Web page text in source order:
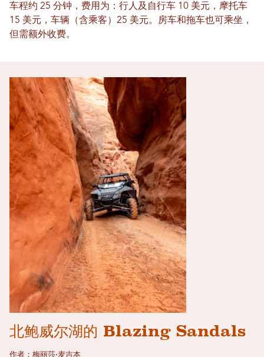
车程约 25 分钟，费用为：行人及自行车 10 美元，摩托车
15 美元，车辆（含乘客）25 美元。房车和拖车也可乘坐，
但需额外收费。
北鲍威尔湖的 Blazing Sandals
作者：梅丽莎·麦吉本